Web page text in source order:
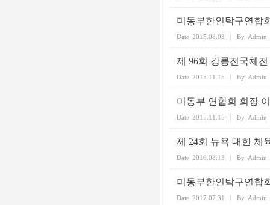
미동부한인탁구연합
Date 2015.08.03 By Admin
제 96회 강릉전국체
Date 2015.11.15 By Admin
미동부 연합회 회장
Date 2015.11.15 By Admin
제 24회 뉴욕 대한 체
Date 2016.08.13 By Admin
미동부한인탁구연합
Date 2017.07.31 By Admin